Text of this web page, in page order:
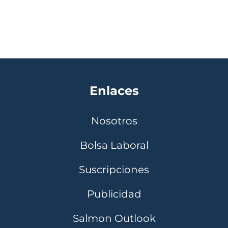
Enlaces
Nosotros
Bolsa Laboral
Suscripciones
Publicidad
Salmon Outlook